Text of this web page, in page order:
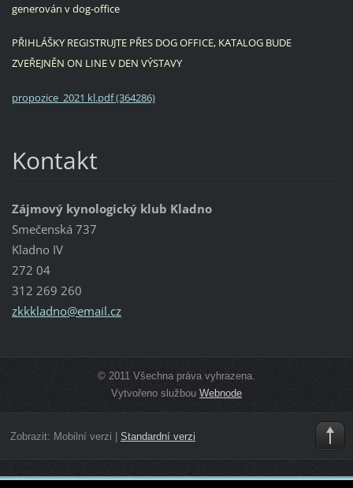
generován v dog-office
PŘIHLÁŠKY REGISTRUJTE PŘES DOG OFFICE, KATALOG BUDE
ZVEŘEJNĚN ON LINE V DEN VÝSTAVY
propozice_2021 kl.pdf (364286)
Kontakt
Zájmový kynologický klub Kladno
Smečenská 737
Kladno IV
272 04
312 269 260
zkkkladno@email.cz
© 2011 Všechna práva vyhrazena.
Vytvořeno službou Webnode
Zobrazit: Mobilní verzi Standardní verzi